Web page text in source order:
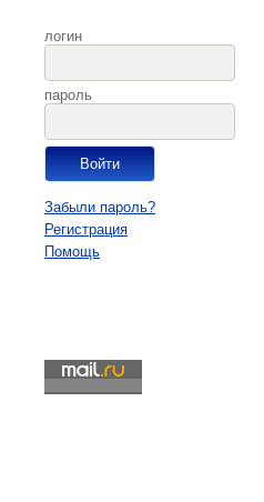
логин
пароль
Забыли пароль?
Регистрация
Помощь